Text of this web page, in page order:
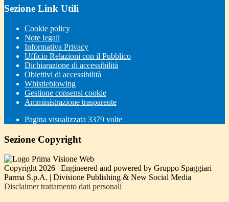
Sezione Link Utili
Cookie policy
Note legali
Informativa Privacy
Ufficio Relazioni con il Pubblico
Dichiarazione di accessibilità
Obiettivi di accessibilità
Whistleblowing
Gestione consensi cookie
Amministrazione trasparente
Pagina visualizzata 3379 volte
Sezione Copyright
Copyright 2026 | Engineered and powered by Gruppo Spaggiari
Parma S.p.A. | Divisione Publishing & New Social Media
Disclaimer trattamento dati personali